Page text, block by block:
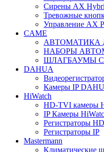
Сирены AX
Тревожные
Управление AX
CAME
АВТОМАТИКА
НАБОРЫ
ШЛАГБАУМЫ
DAHUA
Камеры IP
HiWatch
HD-TVI камеры
IP Камеры
Регистраторы
Регистраторы IP
Mastermann
Климатические